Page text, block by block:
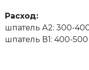
Расход:
шпатель А2: 300-
шпатель В1: 400-500